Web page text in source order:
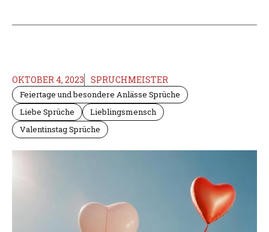
OKTOBER 4, 2023 SPRUCHMEISTER
Feiertage und besondere Anlässe Sprüche
Liebe Sprüche
Lieblingsmensch
Valentinstag Sprüche